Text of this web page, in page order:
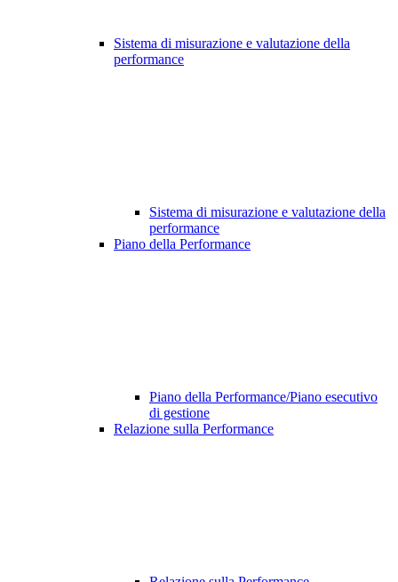
Sistema di misurazione e valutazione della
performance
Sistema di misurazione e valutazione della
performance
Piano della Performance
Piano della Performance/Piano esecutivo
di gestione
Relazione sulla Performance